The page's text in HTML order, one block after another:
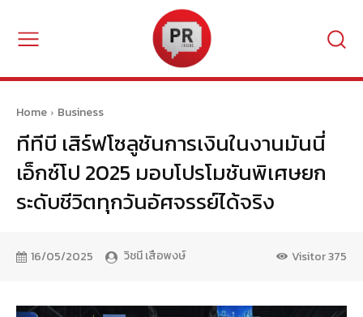
Home Business
ทีทีบี เสิร์ฟโซลูชันการเงินในงานมันนี่
เอ็กซ์โป 2025 มอบโปรโมชันพิเศษยก
ระดับชีวิตทุกวันอัศจรรย์ได้จริง
16/05/2025 วิชนี เสือพงษ์ Visitor375